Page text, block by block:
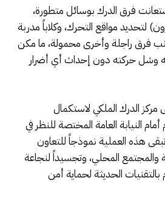
فرق الدرك بوسائل متطورة،
لتحديد مواقع التحرك، وكلاباً مدربة
فرق راجلة وأخرى محمولة، ما مكن
وشل حركته دون إحداث أي أضرار
مركز الدرك الملكي لاستكمال
النيابة العامة المختصة للنظر في
هذه العملية نموذجاً للتعاون
والمجتمع المحلي، وتجسيداً لنجاعة
بالتقنيات الحديثة لحماية أمن